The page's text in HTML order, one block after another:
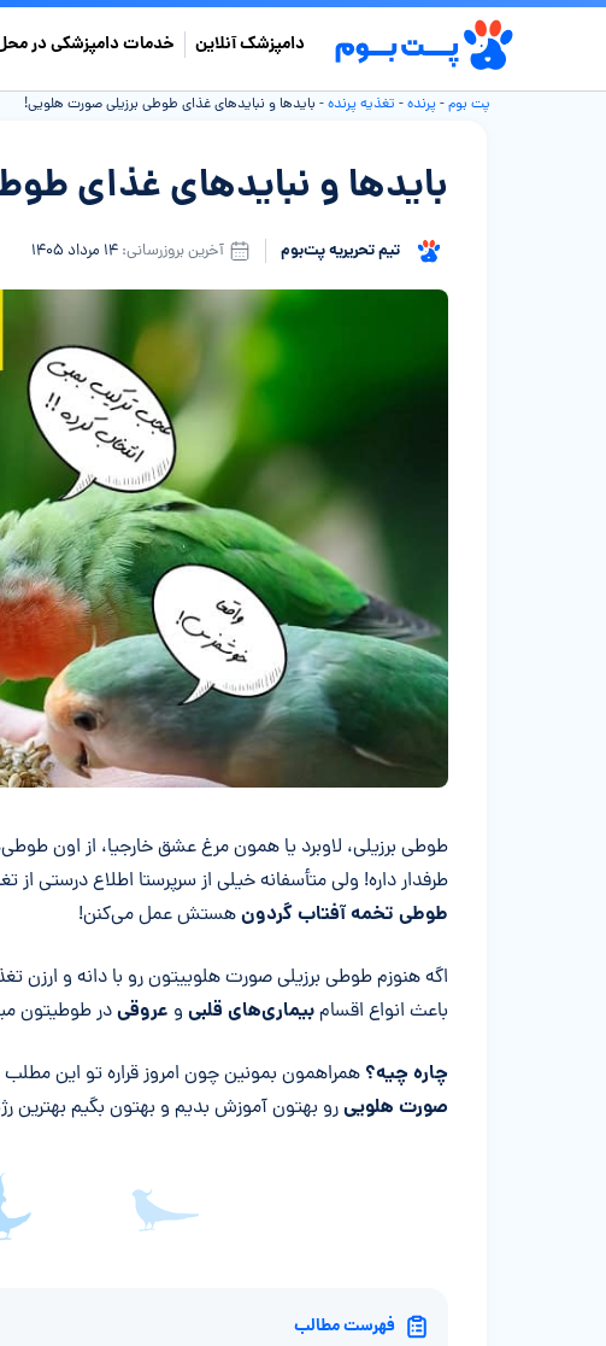
دامپزشک آنلاین خدمات دامپزشکی در
پت بوم- پرنده- تغذیه پرنده- باید‌ها و نباید‌های غذای طوطی برزیلی صورت هلویی!
باید‌ها و نباید‌های غذای
تیم تحریریه پت‌بوم آخرین بروزرسانی: ۱۴ مرداد ۱۴۰۵
خلاصه مقاله
طوطی برزیلی، لاوبرد یا همون مرغ عشق خارجیا، از اون
طرفدار داره! ولی متأسفانه خیلی از سرپرستا اطلاع درستی
طوطی تخمه آفتاب گردونهستش عمل می‌کنن!
اگه هنوزم طوطی برزیلی صورت هلوییتون رو با دانه و ارزن
باعث انواع اقسامبیماریهای قلبی و عروقیدر طوطیتون
چاره چیه؟ همراهمون بمونین چون امروز قراره تو این
صورت هلوییرو بهتون آموزش بدیم و بهتون بگیم بهترین
فهرست مطالب